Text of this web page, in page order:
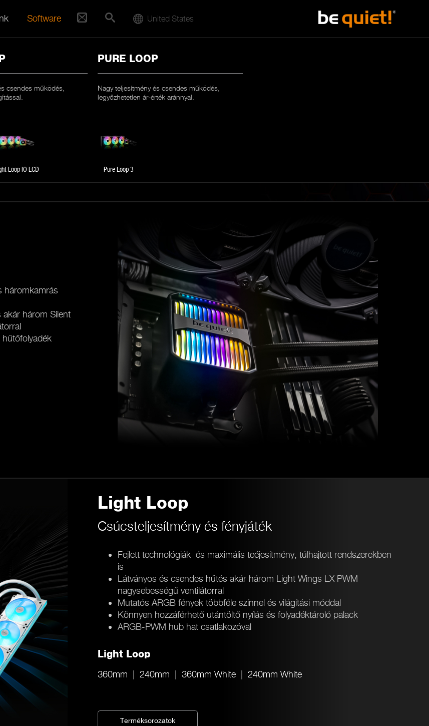
Software United States
csendes működés,
Loop IO LCD
PURE LOOP
Nagy teljesítmény és csendes működés,
legyőzhetetlen ár-érték aránnyal.
Pure Loop 3
háromkamrás
három Silent
hűtőfolyadék
Light Loop
Csúcsteljesítmény és fényjáték
Fejlett technológiák és maximális teéjesítmény, túlhajtott rendszerekben
is
Látványos és csendes hűtés akár három Light Wings LX PWM
nagysebességű ventilátorral
Mutatós ARGB fények többféle színnel és világítási móddal
Könnyen hozzáférhető utántöltő nyílás és folyadéktároló palack
ARGB-PWM hub hat csatlakozóval
Light Loop
360mm 240mm 360mm White 240mm White
Terméksorozatok